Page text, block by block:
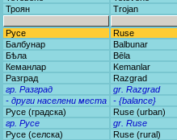
Троян
Trojan
Русе
Ruse
Балбунар
Balbunar
Бѣла
Bēla
Кеманлар
Kemanlar
Разград
Razgrad
гр. Разград
gr. Razgrad
- други населени места
- {balance}
Русе (градска)
Ruse (urban)
гр. Русе
gr. Ruse
Русе (селска)
Ruse (rural)